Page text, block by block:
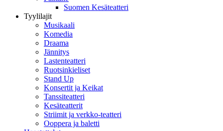
Suomen Kesäteatteri
Tyylilajit
Musikaali
Komedia
Draama
Jännitys
Lastenteatteri
Ruotsinkieliset
Stand Up
Konsertit ja Keikat
Tanssiteatteri
Kesäteatterit
Striimit ja verkko-teatteri
Ooppera ja baletti